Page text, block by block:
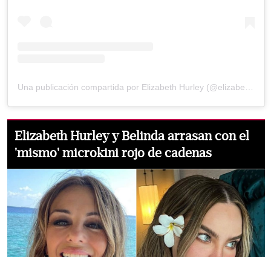
Una publicación compartida por Elizabeth Hurley (@elizabethhurley1)
Elizabeth Hurley y Belinda arrasan con el
'mismo' microkini rojo de cadenas